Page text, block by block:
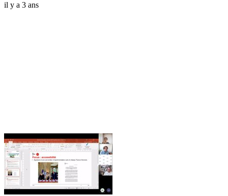
il y a 3 ans